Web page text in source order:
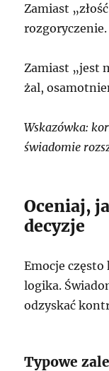
Zamiast
rozgoryczenie.
Zamiast „jest
żal,
Wskazówka:
świadomie
Oceniaj,
decyzje
Emocje
logika.
odzyskać
Typowe